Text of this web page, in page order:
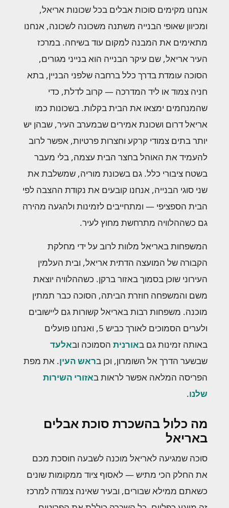
אנחנו מקימים סוכות אבלים בכל שכונות אריאל,
ומכיוון שאופי הבנייה משתנה משכונה לשכונה, אנחנו
מתאימים את המבנה למקום עוד בשיחה. במרכז
העיר אריאל, שם עיקר הבנייה הוא בנייני מגורים,
הסוכה עומדת בדרך כלל ברחבה שלפני הבניין, בתא
חניה צמוד או ליד המדרכה — קרוב לדלת, כדי
שהמנחמים ימצאו את הבית בקלות. בשכונות כמו
אריאל דרום ושכונת אמירים שבמערב העיר, שבהן יש
יותר בתים צמודי קרקע וחצרות פרטיות, אפשר לרוב
להעמיד את האוהל בחצר הבית עצמה, בלי מעבר
בשטח ציבורי כלל. גם בשכונת מוריה, שמשלבת את
שני סוגי הבנייה, אנחנו קובעים את נקודת ההצבה לפי
הבית הספציפי — ומתחייבים לזמינות ולהגעה מהירה
גם כשההלוויה מתרחשת מחוץ לעיר.
המשפחות באריאל מלוות לרוב על ידי מחלקת
הקבורה של המועצה הדתית אריאל, ובית העלמין
העירוני שוכן בסמוך באזור ברקן. כשההלוויה יוצאת
משם והמשפחה חוזרת הביתה, הסוכה כבר תמתין
מוכנה. משפחות רבות באריאל קשורות גם ליישובים
ולערים הסמוכים לאורך כביש 5, ואנחנו פועלים
באותה זמינות גם באורנית הסמוכה ובאלעד
שבשער הדרך אל השומרון, וכן בראש העין. את מפת
הפריסה המלאה אפשר לראות באזורי השירות
שלנו.
מה כלול בהשכרת סוכת אבלים
באריאל
סוכה שמגיעה לאריאל מוכנה לשבעה חוסכת מכם
את החלק הכי מתיש — לאסוף ציוד ממקומות שונים
כשאתם ממילא שבורים, ובעיר שאינה צמודה למרכז